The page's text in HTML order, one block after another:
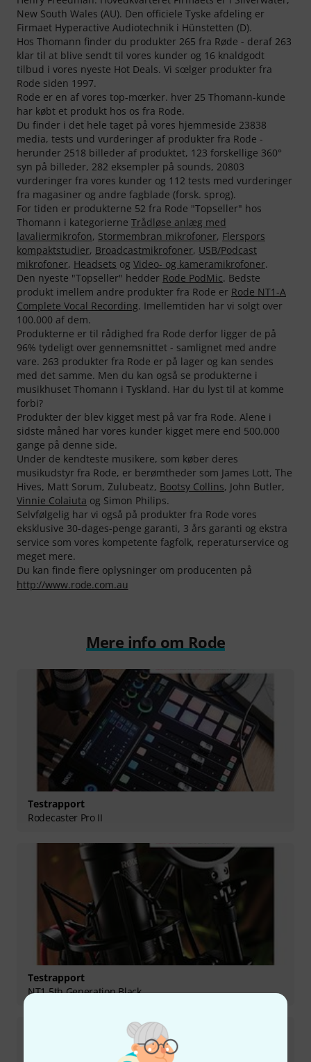
New South Wales (AU). Den officiele Tyske afdeling er
Firmaet Hyperactive Audiotechnik i Hünstetten (D).
Hos Thomann finder du produkter 265 fra Røde - deraf 263
klar til at blive sendt til vores kunder og 16 knaldgodt
tilbud i vores nyeste Hot Deals. Vi sœlger produkter fra
Rode siden 1997.
Rode er en af vores top-mœrker. hver 25 Thomann-kunde
har købt et produkt hos os fra Rode.
Du finder i det hele taget på vores hjemmeside 23838
media, tests und vurderinger af produkter fra Rode -
herunder 2518 billeder af produktet, 123 forskellige 360°
syn på billeder, 282 eksempler på sounds, 20803
vurderinger fra vores kunder og 112 tests med vurderinger
fra magasiner og andre fagblade (forsk. sprog).
For tiden er produkterne 52 fra Rode "Topseller" hos
Thomann i kategorierne Trådløse anlæg med
lavaliermikrofon, Stormembran mikrofoner, Flerspors
kompaktstudier, Broadcastmikrofoner, USB/Podcast
mikrofoner, Headsets og Video- og kameramikrofoner.
Den nyeste "Topseller" hedder Rode PodMic. Bedste
produkt imellem andre produkter fra Rode er Rode NT1-A
Complete Vocal Recording. Imellemtiden har vi solgt over
100.000 af dem.
Produkterne er til rådighed fra Rode derfor ligger de på
96% tydeligt over gennemsnittet - samlignet med andre
vare. 263 produkter fra Rode er på lager og kan sendes
med det samme. Men du kan også se produkterne i
musikhuset Thomann i Tyskland. Har du lyst til at komme
forbi?
Produkter der blev kigget mest på var fra Rode. Alene i
sidste måned har vores kunder kigget mere end 500.000
gange på denne side.
Under de kendteste musikere, som køber deres
musikudstyr fra Rode, er berømtheder som James Lott, The
Hives, Matt Sorum, Zulubeatz, Bootsy Collins, John Butler,
Vinnie Colaiuta og Simon Philips.
Selvfølgelig har vi også på produkter fra Rode vores
eksklusive 30-dages-penge garanti, 3 års garanti og ekstra
service som vores kompetente fagfolk, reperaturservice og
meget mere.
Du kan finde flere oplysninger om producenten på
http://www.rode.com.au
Mere info om Rode
Testrapport
Rodecaster Pro II
Testrapport
NT1 5th Generation Black